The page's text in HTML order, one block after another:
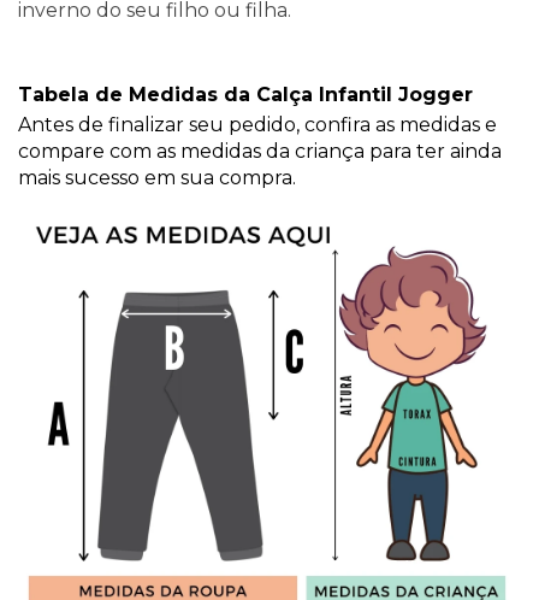
inverno do seu filho ou filha.
Tabela de Medidas da Calça Infantil Jogger
Antes de finalizar seu pedido, confira as medidas e
compare com as medidas da criança para ter ainda
mais sucesso em sua compra.